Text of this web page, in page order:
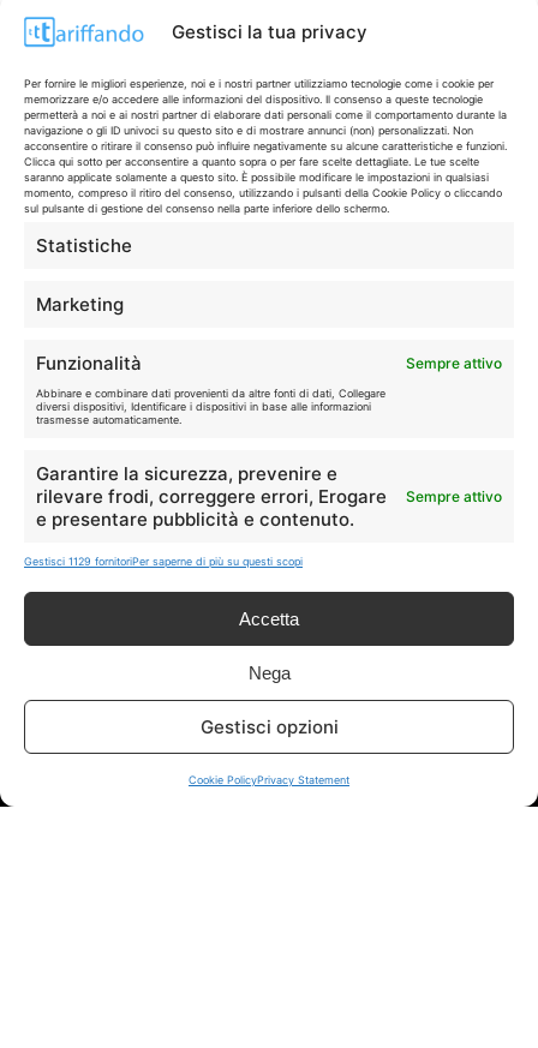
Gestisci la tua privacy
Per fornire le migliori esperienze, noi e i nostri partner utilizziamo tecnologie come i cookie per
memorizzare e/o accedere alle informazioni del dispositivo. Il consenso a queste tecnologie
permetterà a noi e ai nostri partner di elaborare dati personali come il comportamento durante la
navigazione o gli ID univoci su questo sito e di mostrare annunci (non) personalizzati. Non
acconsentire o ritirare il consenso può influire negativamente su alcune caratteristiche e funzioni.
Clicca qui sotto per acconsentire a quanto sopra o per fare scelte dettagliate. Le tue scelte
saranno applicate solamente a questo sito. È possibile modificare le impostazioni in qualsiasi
momento, compreso il ritiro del consenso, utilizzando i pulsanti della Cookie Policy o cliccando
sul pulsante di gestione del consenso nella parte inferiore dello schermo.
Statistiche
Marketing
Funzionalità Sempre attivo
Abbinare e combinare dati provenienti da altre fonti di dati, Collegare
diversi dispositivi, Identificare i dispositivi in base alle informazioni
trasmesse automaticamente.
Garantire la sicurezza, prevenire e
rilevare frodi, correggere errori, Erogare
e presentare pubblicità e contenuto.
Sempre attivo
Gestisci 1129 fornitoriPer saperne di più su questi scopi
Accetta
Nega
Gestisci opzioni
Cookie PolicyPrivacy Statement
Tutte Tech
🛒
Spesa
👗
Moda
Disclaimer
I marchi citati appartengono ai rispettivi proprietari. Le offerte
segnalate possono subire variazioni: verifica sempre le condizioni
sui siti ufficiali.
In qualità di Affiliato Amazon ed eBay, Tariffando riceve un
guadagno dagli acquisti idonei.
Note Legali|Cookie Policy